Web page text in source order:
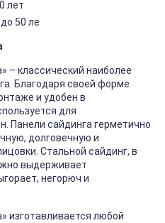
лет
50 ле
– классический наиболее
Благодаря своей форме
и удобен в
для
Панели сайдинга герметично
долговечную и
Стальной сайдинг, в
выдерживает
негорюч и
изготавливается любой